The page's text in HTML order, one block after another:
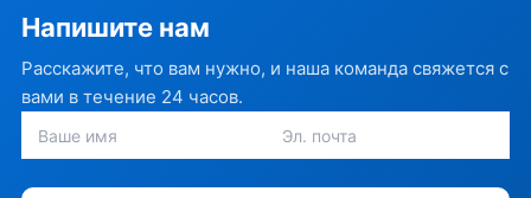
Напишите нам
Расскажите, что вам нужно, и наша команда свяжется с
вами в течение 24 часов.